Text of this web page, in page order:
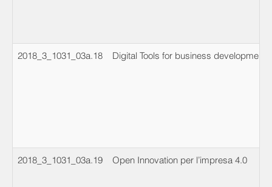
2018_3_1031_03a.18 Digital Tools for business development
2018_3_1031_03a.19 Open Innovation per l’impresa 4.0